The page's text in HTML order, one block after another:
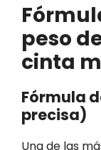
peso
cinta
Fórmula
precisa)
Una de las